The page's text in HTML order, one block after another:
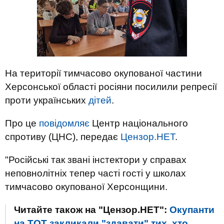
На території тимчасово окупованої частини
Херсонської області росіяни посилили репресії
проти українських дітей.
Про це повідомляє Центр національного
спротиву (ЦНС), передає Цензор.НЕТ.
"Російські так звані інстектори у справах
неповнолітніх тепер часті гості у школах
тимчасово окупованої Херсонщини.
Читайте також на "Цензор.НЕТ": Окупанти